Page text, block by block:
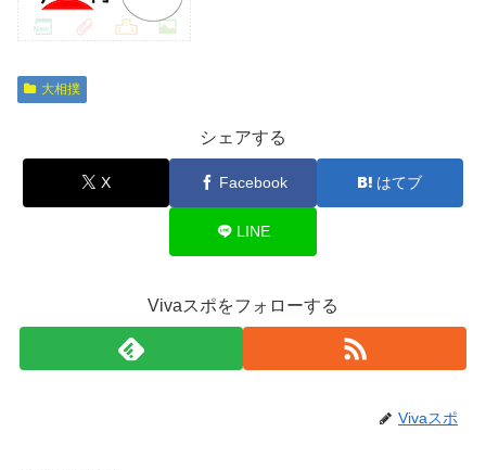
大相撲
シェアする
X Facebook はてブ
LINE
Vivaスポをフォローする
Vivaスポ